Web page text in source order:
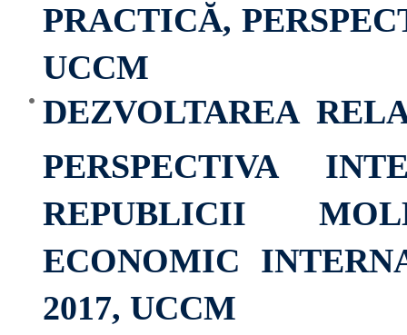
PRACTICĂ,
UCCM
DEZVOLTAREA
PERSPECTIVA
REPUBLICII
ECONOMIC
2017, UCCM